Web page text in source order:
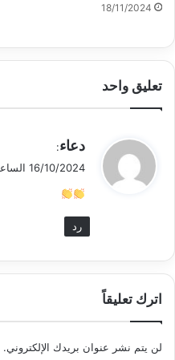
18/11/2024
تعليق واحد
ي
ل
دعاء:
16/10/2024 الساعة 9:06 م
رد
اترك تعليقاً
لن يتم نشر عنوان بريدك الإلكتروني.